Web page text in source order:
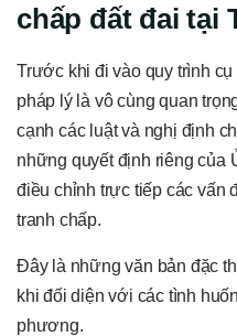
chấp đất đai tại
Trước khi đi vào quy trình
pháp lý là vô cùng quan
cạnh các luật và nghị định
những quyết định riêng của
điều chỉnh trực tiếp các vấn
tranh chấp.
Đây là những văn bản đặc
khi đối diện với các tình
phương.